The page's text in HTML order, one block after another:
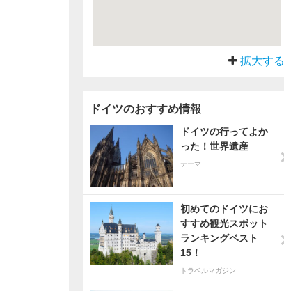
拡大する
ドイツのおすすめ情報
ドイツの行ってよか
った！世界遺産
テーマ
初めてのドイツにお
すすめ観光スポット
ランキングベスト
15！
トラベルマガジン